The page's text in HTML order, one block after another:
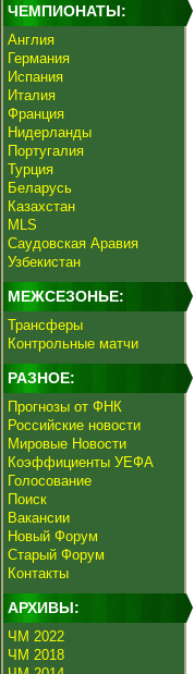
ЧЕМПИОНАТЫ:
Англия
Германия
Испания
Италия
Франция
Нидерланды
Португалия
Турция
Беларусь
Казахстан
MLS
Саудовская Аравия
Узбекистан
МЕЖСЕЗОНЬЕ:
Трансферы
Контрольные матчи
РАЗНОЕ:
Прогнозы от ФНК
Российские новости
Мировые Новости
Коэффициенты УЕФА
Голосование
Поиск
Вакансии
Новый Форум
Старый Форум
Контакты
АРХИВЫ:
ЧМ 2022
ЧМ 2018